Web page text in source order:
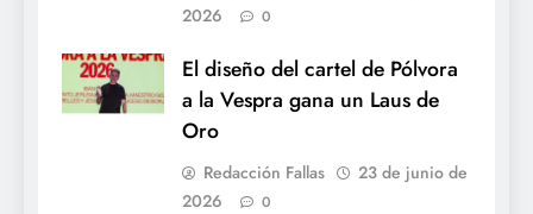
2026
0
El diseño del cartel de Pólvora
a la Vespra gana un Laus de
Oro
Redacción Fallas
23 de junio de
2026
0